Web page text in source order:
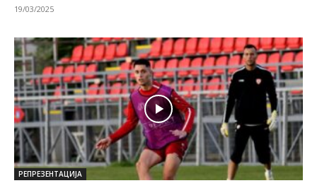
19/03/2025
РЕПРЕЗЕНТАЦИЈА